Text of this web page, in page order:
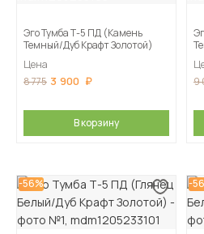
Эго Тумба Т-5 ПД (Камень
Темный/Дуб Крафт Золотой)
Цена
8 775 3 900
В корзину
9
-56% -